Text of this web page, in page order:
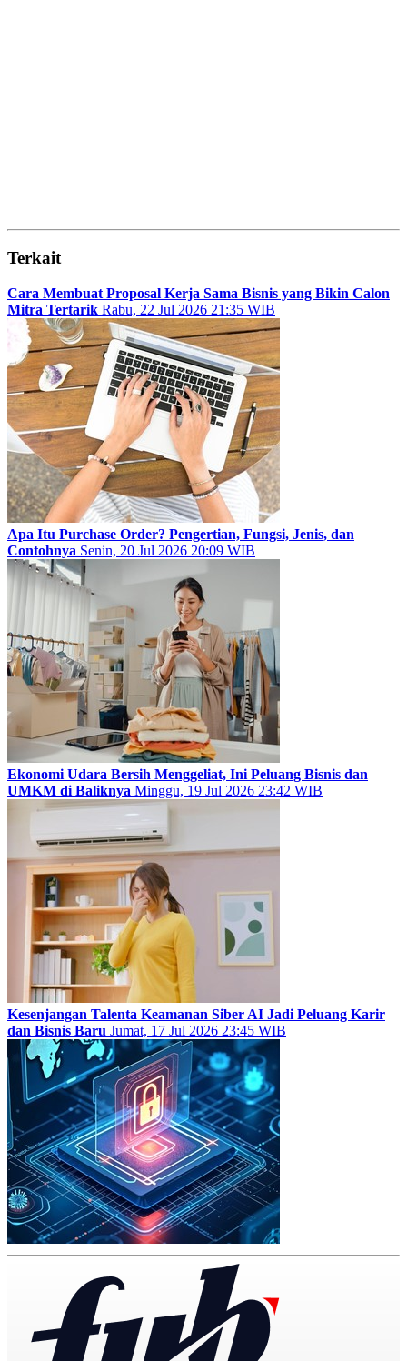
Terkait
Cara Membuat Proposal Kerja Sama Bisnis yang Bikin Calon
Mitra Tertarik Rabu, 22 Jul 2026 21:35 WIB
Apa Itu Purchase Order? Pengertian, Fungsi, Jenis, dan
Contohnya Senin, 20 Jul 2026 20:09 WIB
Ekonomi Udara Bersih Menggeliat, Ini Peluang Bisnis dan
UMKM di Baliknya Minggu, 19 Jul 2026 23:42 WIB
Kesenjangan Talenta Keamanan Siber AI Jadi Peluang Karir
dan Bisnis Baru Jumat, 17 Jul 2026 23:45 WIB